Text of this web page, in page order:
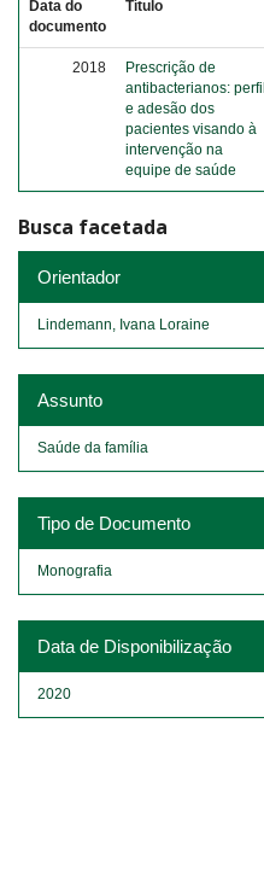
Data do
documento
Título
2018
Prescrição de
antibacterianos: perfil
e adesão dos
pacientes visando à
intervenção na
equipe de saúde
Busca facetada
Orientador
Lindemann, Ivana Loraine
Assunto
Saúde da família
Tipo de Documento
Monografia
Data de Disponibilização
2020